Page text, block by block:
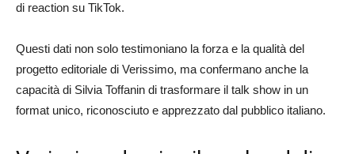
di reaction su TikTok.
Questi dati non solo testimoniano la forza e la qualità del
progetto editoriale di Verissimo, ma confermano anche la
capacità di Silvia Toffanin di trasformare il talk show in un
format unico, riconosciuto e apprezzato dal pubblico italiano.